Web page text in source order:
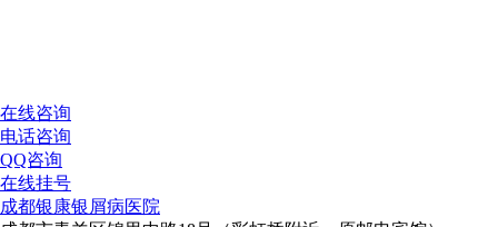
在线咨询
电话咨询
QQ咨询
在线挂号
成都银康银屑病医院